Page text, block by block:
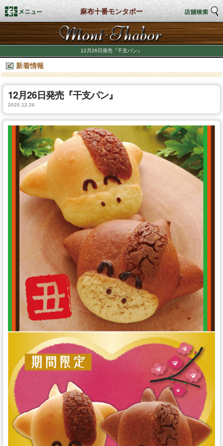
麻布十番モンタボー
12月26日発売『干支パン』
新着情報
12月26日発売『干支パン』
2020.12.26
トップページ
店舗検索
新着情報
商品情報
期間限定商品
店舗スタイル
私たちのこだわり
商品づくり
スタッフの心得
銘水食パン 吟屋久島
パンと合うおすすめ料理!!
モンタボー公式ショップ
採用情報
本社 〒103-0024
東京都中央区日本橋小舟町7番2号
TEL 03-3662-2582(代表)
Copyright (C) SWEET STYLE Co.,Ltd. All
Rights Reserved.